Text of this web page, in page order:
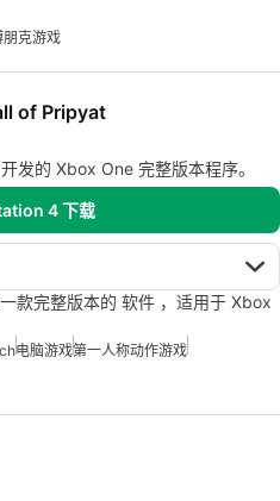
朋克游戏
of Pripyat
发的 Xbox One 完整版本程序。
4 下载
款完整版本的 软件 ，适用于 Xbox
电脑游戏第一人称动作游戏